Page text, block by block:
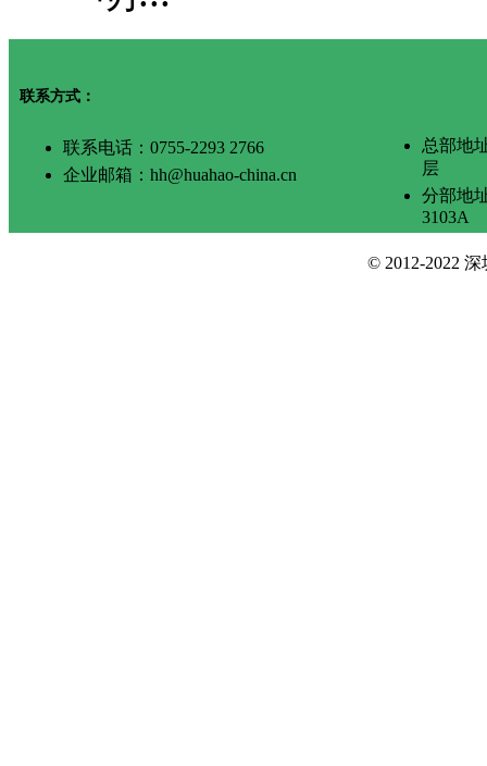
联系方式：
联系电话：0755-2293 2766
企业邮箱：hh@huahao-china.cn
总部地
层
分部地
3103A
© 2012-2022